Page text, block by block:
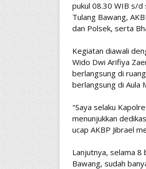
pukul 08.30 WIB s/
Tulang Bawang,
dan Polsek, serta
Kegiatan diawali
Wido Dwi Arifiya
berlangsung di
berlangsung di Aula
"Saya selaku
menunjukkan
ucap AKBP Jibrael
Lanjutnya, selama 8
Bawang, sudah